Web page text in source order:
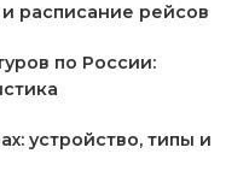
расписание рейсов
по России:
устройство, типы и